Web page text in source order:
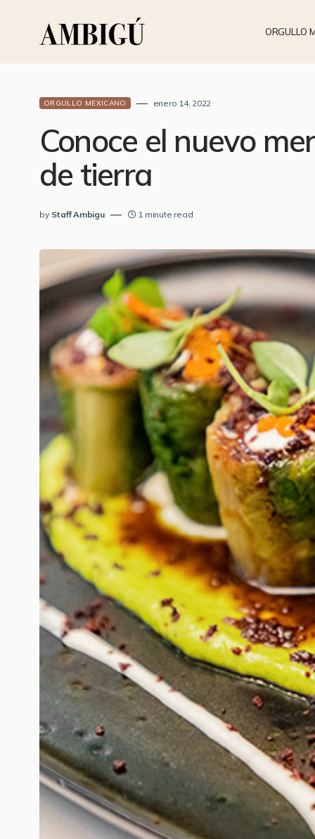
ORGULLO
ORGULLO MEXICANO enero 14, 2022
Conoce el nuevo
de tierra
by Staff Ambigu 1 minute read